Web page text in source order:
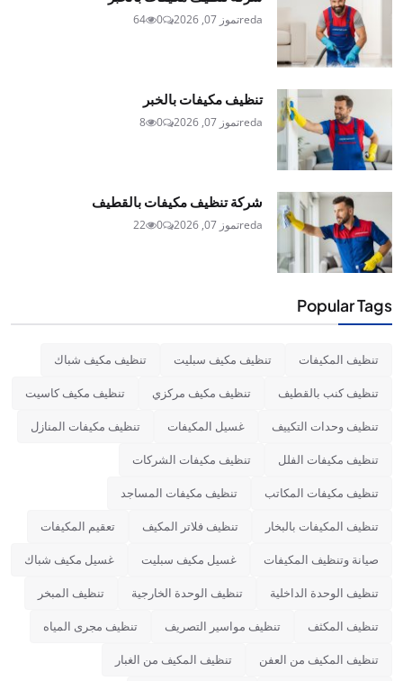
redaتموز 07, 2026 0
64
تنظيف مكيفات بالخبر
redaتموز 07, 2026 0
8
شركة تنظيف مكيفات بالقطيف
redaتموز 07, 2026 0
22
Popular Tags
تنظيف المكيفات تنظيف مكيف سبليت تنظيف مكيف شباك
تنظيف كنب بالقطيف تنظيف مكيف مركزي تنظيف مكيف كاسيت
تنظيف وحدات التكييف غسيل المكيفات تنظيف مكيفات المنازل
تنظيف مكيفات الفلل تنظيف مكيفات الشركات
تنظيف مكيفات المكاتب تنظيف مكيفات المساجد
تنظيف المكيفات بالبخار تنظيف فلاتر المكيف تعقيم المكيفات
صيانة وتنظيف المكيفات غسيل مكيف سبليت غسيل مكيف شباك
تنظيف الوحدة الداخلية تنظيف الوحدة الخارجية تنظيف المبخر
تنظيف المكثف تنظيف مواسير التصريف تنظيف مجرى المياه
تنظيف المكيف من العفن تنظيف المكيف من الغبار